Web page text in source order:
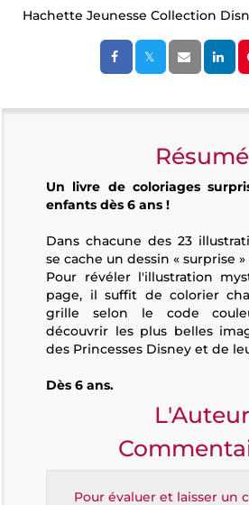
Hachette Jeunesse Collection
Résumé
Un livre de coloriages
enfants dès 6 ans !
Dans chacune des 23
se cache un dessin « surprise »
Pour révéler l'illustration
page, il suffit de colorier
grille selon le code
découvrir les plus belles
des Princesses Disney et de
Dès 6 ans.
L'Auteur
Pour évaluer et laisser un